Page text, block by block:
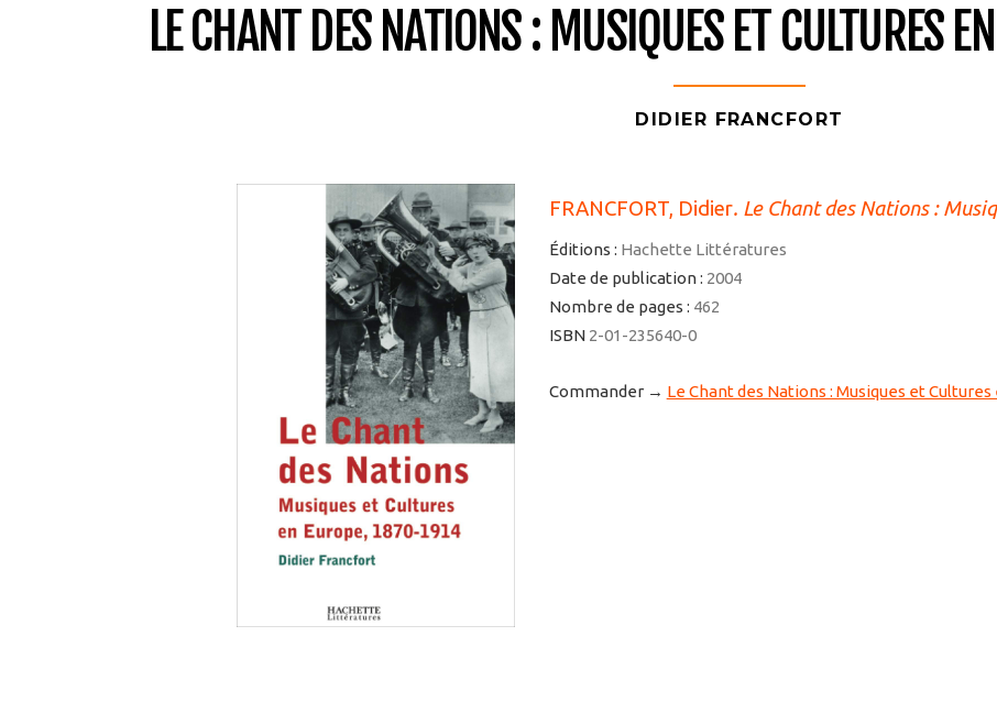
LE CHANT DES NATIONS : MUSIQUES ET CULTURES
DIDIER FRANCFORT
FRANCFORT, Didier. Le Chant des Nations :
Éditions : Hachette Littératures
Date de publication : 2004
Nombre de pages : 462
ISBN2-01-235640-0
Commander → Le Chant des Nations : Musiques et Cultures